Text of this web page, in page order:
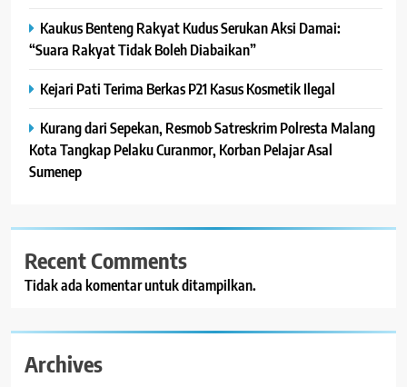
Kaukus Benteng Rakyat Kudus Serukan Aksi Damai:
“Suara Rakyat Tidak Boleh Diabaikan”
Kejari Pati Terima Berkas P21 Kasus Kosmetik Ilegal
Kurang dari Sepekan, Resmob Satreskrim Polresta Malang
Kota Tangkap Pelaku Curanmor, Korban Pelajar Asal
Sumenep
Recent Comments
Tidak ada komentar untuk ditampilkan.
Archives